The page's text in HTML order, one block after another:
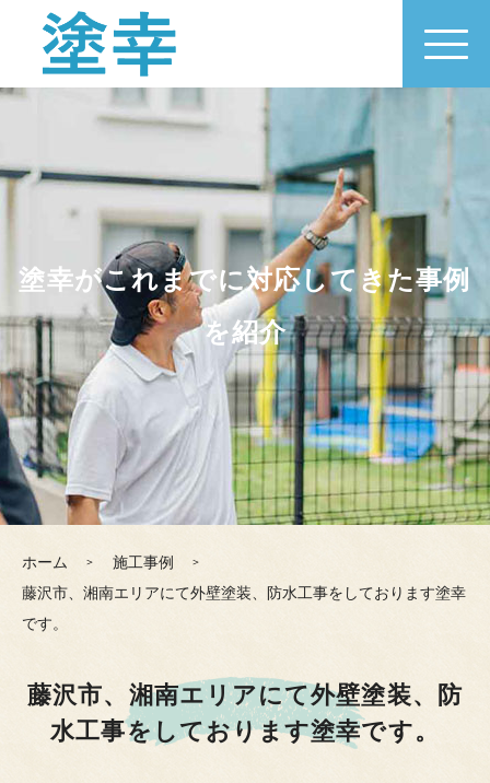
塗幸がこれまでに対応してきた事例
を紹介
ホーム
施工事例
藤沢市、湘南エリアにて外壁塗装、防水工事をしております塗幸
です。
藤沢市、湘南エリアにて外壁塗装、防
水工事をしております塗幸です。